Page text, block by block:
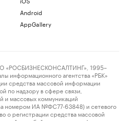
Android
AppGallery
1995–
информационного агентства «РБК»
средства массовой информации
по надзору в сфере связи,
и массовых коммуникаций
номером ИА №ФС77-63848) и сетевого
о регистрации средства массовой